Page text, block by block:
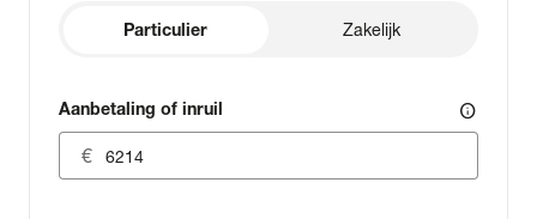
Particulier Zakelijk
Aanbetaling of inruil info